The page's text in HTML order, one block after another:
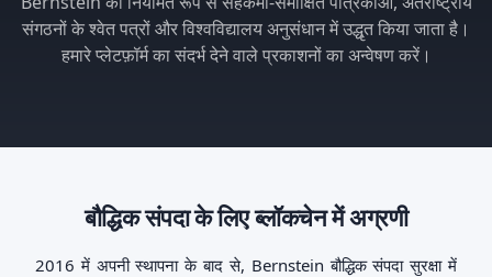
संगठनों के श्वेत पत्रों और विश्वविद्यालय अनुसंधान में उद्धृत किया जाता है।
हमारे प्लेटफ़ॉर्म का संदर्भ देने वाले प्रकाशनों का अन्वेषण करें।
बौद्धिक संपदा के लिए ब्लॉकचेन में अग्रणी
2016 में अपनी स्थापना के बाद से, Bernstein बौद्धिक संपदा सुरक्षा में